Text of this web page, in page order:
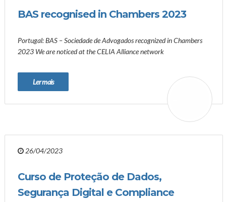
BAS recognised in Chambers 2023
Portugal: BAS – Sociedade de Advogados recognized in Chambers
2023 We are noticed at the CELIA Alliance network
Ler mais
26/04/2023
Curso de Proteção de Dados,
Segurança Digital e Compliance